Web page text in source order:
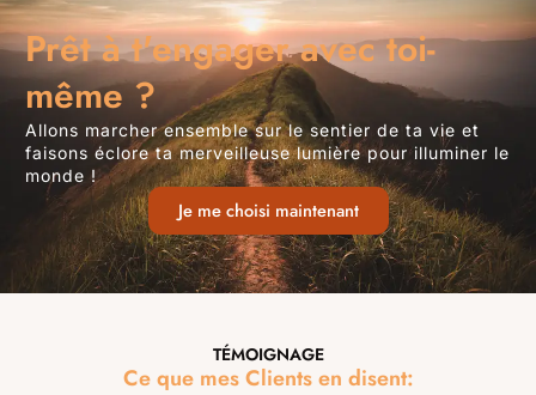
Prêt à t'engager avec toi-
même ?
Allons marcher ensemble sur le sentier de ta vie et
faisons éclore ta merveilleuse lumière pour illuminer le
monde !
Je me choisi maintenant
TÉMOIGNAGE
Ce que mes Clients en disent: